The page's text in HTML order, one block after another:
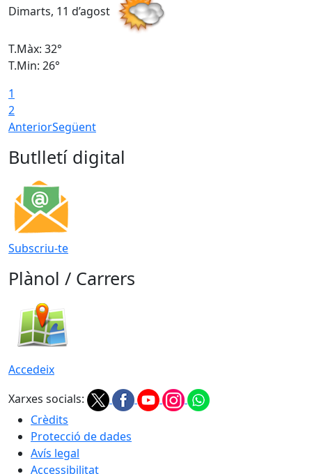
Dimarts, 11 d’agost
T.Màx: 32°
T.Min: 26°
1
2
AnteriorSegüent
Butlletí digital
Subscriu-te
Plànol / Carrers
Accedeix
Xarxes socials:
Crèdits
Protecció de dades
Avís legal
Accessibilitat